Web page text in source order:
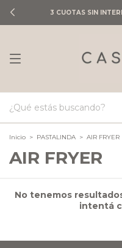
3 CUOTAS SIN
Inicio > PASTALINDA > AIR FRYER
AIR FRYER
No tenemos
intentá